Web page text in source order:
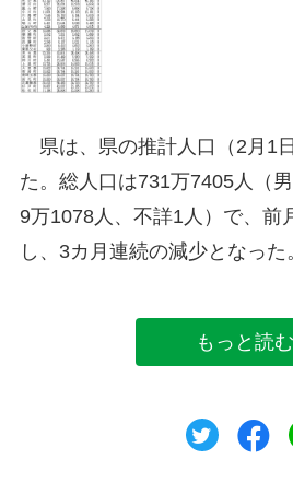
県は、県の推計人口（2月1
た。総人口は731万7405人（
9万1078人、不詳1人）で、前
し、3カ月連続の減少となった
もっと読む
ツイー